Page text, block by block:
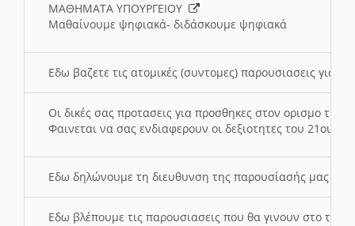
ΜΑΘΗΜΑΤΑ ΥΠΟΥΡΓΕΙΟΥ
Μαθαίνουμε ψηφιακά- διδάσκουμε ψηφιακά
Εδω βαζετε τις ατομικές (συντομες) παρουσιασεις για
Οι δικές σας προτασεις για προσθηκες στον ορισμο
Φαινεται να σας ενδιαφερουν οι δεξιοτητες του 21ου
Εδω δηλώνουμε τη διευθυνση της παρουσίασής μας
Εδω βλέπουμε τις παρουσιασεις που θα γινουν στο